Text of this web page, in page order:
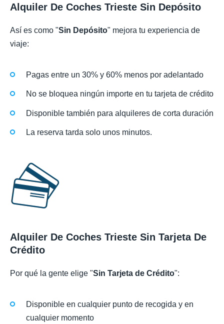
Alquiler De Coches Trieste Sin Depósito
Así es como "Sin Depósito" mejora tu experiencia de
viaje:
Pagas entre un 30% y 60% menos por adelantado
No se bloquea ningún importe en tu tarjeta de crédito
Disponible también para alquileres de corta duración
La reserva tarda solo unos minutos.
Alquiler De Coches Trieste Sin Tarjeta De
Crédito
Por qué la gente elige "Sin Tarjeta de Crédito":
Disponible en cualquier punto de recogida y en
cualquier momento